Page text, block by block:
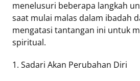
menelusuri beberapa langkah
saat mulai malas dalam ibadah
mengatasi tantangan ini untuk
spiritual.
1. Sadari Akan Perubahan Diri
Retizen